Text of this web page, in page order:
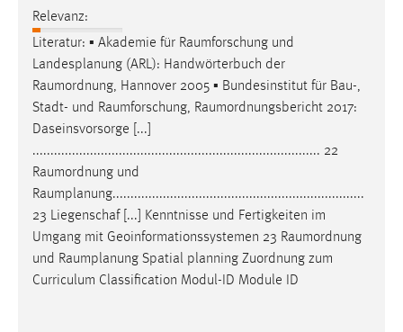
Relevanz:
Literatur: ▪ Akademie für Raumforschung und
Landesplanung (ARL): Handwörterbuch der
Raumordnung, Hannover 2005 ▪ Bundesinstitut für Bau-,
Stadt- und Raumforschung, Raumordnungsbericht 2017:
Daseinsvorsorge [...]
................................................................................ 22
Raumordnung und
Raumplanung......................................................................
23 Liegenschaf [...] Kenntnisse und Fertigkeiten im
Umgang mit Geoinformationssystemen 23 Raumordnung
und Raumplanung Spatial planning Zuordnung zum
Curriculum Classification Modul-ID Module ID